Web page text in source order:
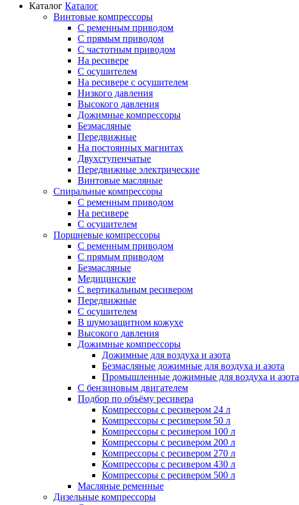
Каталог Каталог
Винтовые компрессоры
С ременным приводом
С прямым приводом
С частотным приводом
На ресивере
С осушителем
На ресивере с осушителем
Низкого давления
Высокого давления
Дожимные компрессоры
Безмасляные
Передвижные
На постоянных магнитах
Двухступенчатые
Передвижные электрические
Винтовые масляные
Спиральные компрессоры
С ременным приводом
На ресивере
С осушителем
Поршневые компрессоры
С ременным приводом
С прямым приводом
Безмасляные
Медицинские
С вертикальным ресивером
Передвижные
С осушителем
В шумозащитном кожухе
Высокого давления
Дожимные компрессоры
Дожимные для воздуха и азота
Безмасляные дожимные для воздуха и азота
Промышленные дожимные для воздуха и азота
С бензиновым двигателем
Подбор по объёму ресивера
Компрессоры с ресивером 24 л
Компрессоры с ресивером 50 л
Компрессоры с ресивером 100 л
Компрессоры с ресивером 200 л
Компрессоры с ресивером 270 л
Компрессоры с ресивером 430 л
Компрессоры с ресивером 500 л
Масляные ременные
Дизельные компрессоры